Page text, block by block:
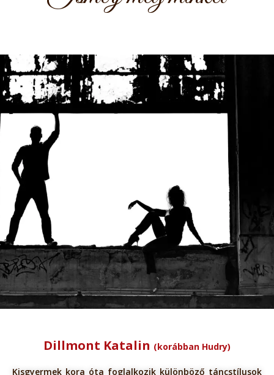
Dillmont Katalin (korábban Hudry)
Kisgyermek kora óta foglalkozik különböző táncstílusok